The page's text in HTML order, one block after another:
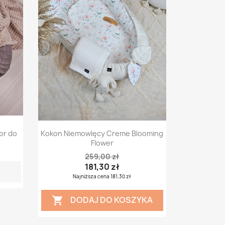
do
Szybki podgląd
Kokon Niemowlęcy Creme Blooming
Flower
259,00 zł
181,30 zł
Najniższa cena 181,30 zł
 DODAJ DO KOSZYKA